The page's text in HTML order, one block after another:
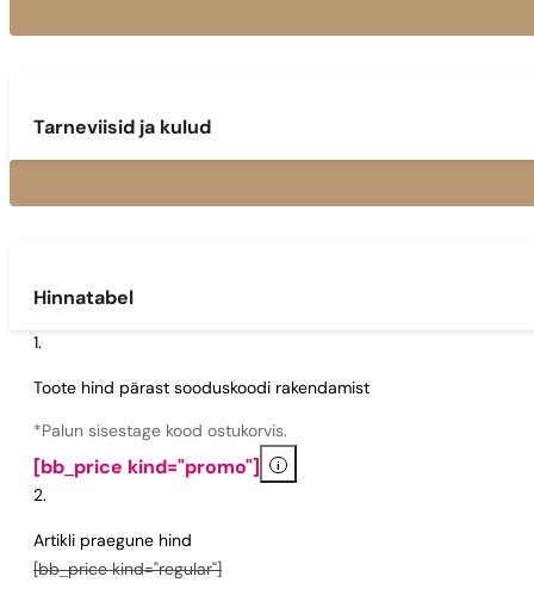
Tarneviisid ja kulud
Hinnatabel
Toote hind pärast sooduskoodi rakendamist
*Palun sisestage kood ostukorvis.
[bb_price kind="promo"] i
Artikli praegune hind
[bb_price kind="regular"]